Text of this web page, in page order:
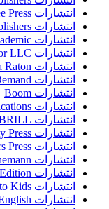
انتشارات Berklee Press
انتشارات Berrett-Koehler Publishers
انتشارات Bloomsbury Academic
انتشارات Board Advisor LLC
انتشارات Boca Raton
انتشارات Books on Demand
انتشارات Boom
انتشارات Bravex Publications
انتشارات BRILL
انتشارات Bristol University Press
انتشارات Brooklyn Writers Press
انتشارات Butterworth-Heinemann
انتشارات CABI; 3rd Edition
انتشارات Callisto Kids
انتشارات Cambridge English